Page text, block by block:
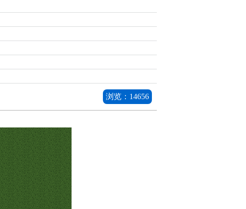
浏览： 14656